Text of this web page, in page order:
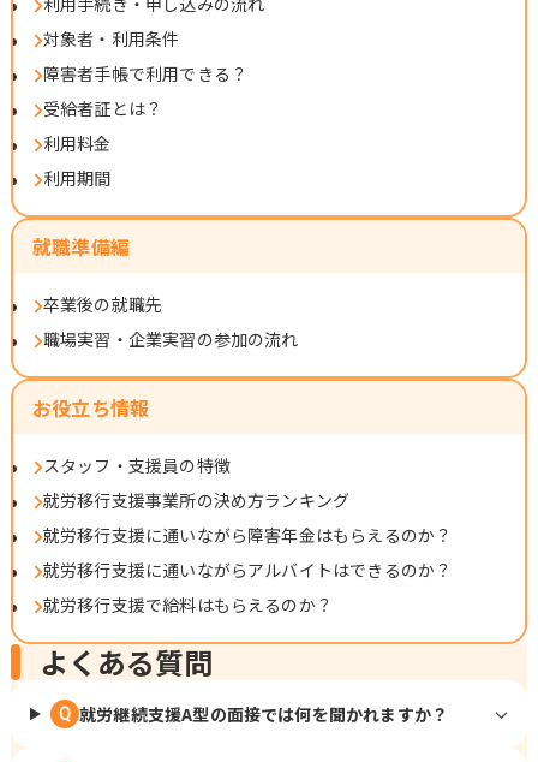
対象者・利用条件
障害者手帳で利用できる？
受給者証とは？
利用料金
利用期間
就職準備編
卒業後の就職先
職場実習・企業実習の参加の流れ
お役立ち情報
スタッフ・支援員の特徴
就労移行支援事業所の決め方ランキング
就労移行支援に通いながら障害年金はもらえるのか？
就労移行支援に通いながらアルバイトはできるのか？
就労移行支援で給料はもらえるのか？
よくある質問
Q 就労継続支援A型の面接では何を聞かれますか？